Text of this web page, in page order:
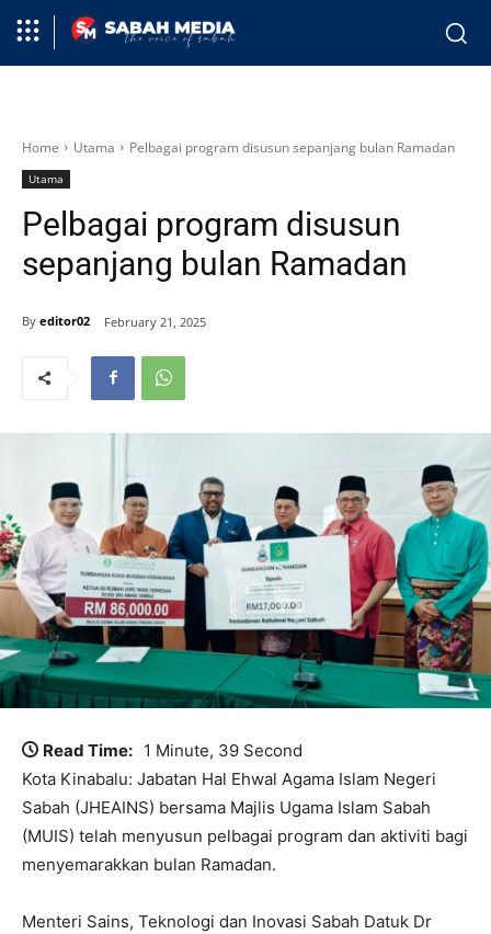
Home Utama Pelbagai program disusun sepanjang bulan Ramadan
Utama
Pelbagai program disusun
sepanjang bulan Ramadan
By editor02 February 21, 2025
Read Time: 1 Minute, 39 Second
Kota Kinabalu: Jabatan Hal Ehwal Agama Islam Negeri
Sabah (JHEAINS) bersama Majlis Ugama Islam Sabah
(MUIS) telah menyusun pelbagai program dan aktiviti bagi
menyemarakkan bulan Ramadan.
Menteri Sains, Teknologi dan Inovasi Sabah Datuk Dr